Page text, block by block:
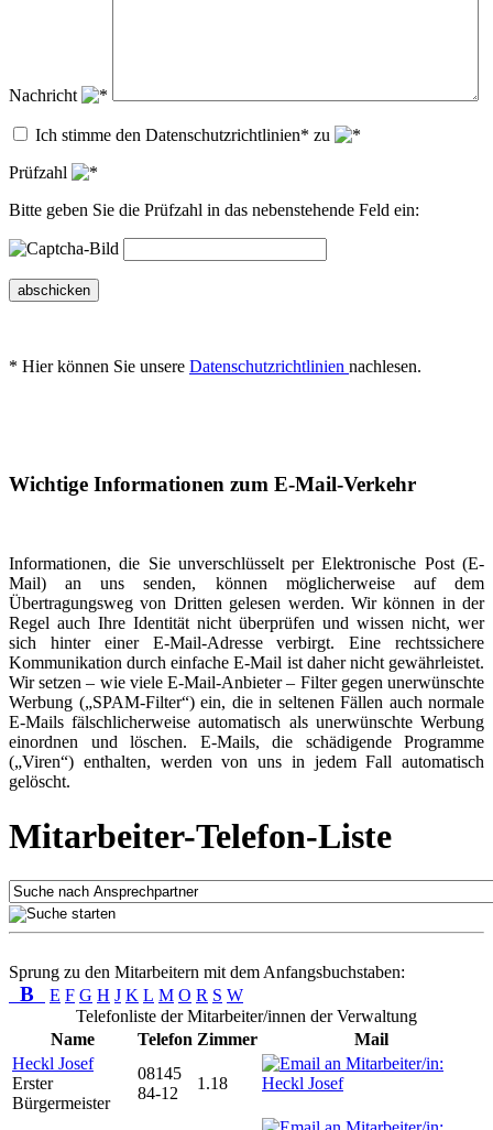
Nachricht
Ich stimme den Datenschutzrichtlinien* zu
Prüfzahl
Bitte geben Sie die Prüfzahl in das nebenstehende Feld ein:
abschicken
* Hier können Sie unsere Datenschutzrichtlinien nachlesen.
Wichtige Informationen zum E-Mail-Verkehr
Informationen, die Sie unverschlüsselt per Elektronische Post (E-
Mail) an uns senden, können möglicherweise auf dem
Übertragungsweg von Dritten gelesen werden. Wir können in der
Regel auch Ihre Identität nicht überprüfen und wissen nicht, wer
sich hinter einer E-Mail-Adresse verbirgt. Eine rechtssichere
Kommunikation durch einfache E-Mail ist daher nicht gewährleistet.
Wir setzen – wie viele E-Mail-Anbieter – Filter gegen unerwünschte
Werbung („SPAM-Filter“) ein, die in seltenen Fällen auch normale
E-Mails fälschlicherweise automatisch als unerwünschte Werbung
einordnen und löschen. E-Mails, die schädigende Programme
(„Viren“) enthalten, werden von uns in jedem Fall automatisch
gelöscht.
Mitarbeiter-Telefon-Liste
Sprung zu den Mitarbeitern mit dem Anfangsbuchstaben:
B E F G H J K L M O R S W
Telefonliste der Mitarbeiter/innen der Verwaltung
Name
Telefon Zimmer
Mail
Heckl Josef
Erster
Bürgermeister
08145
84-12
1.18